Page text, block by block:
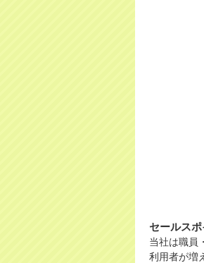
セールスポ
当社は職員
利用者が増